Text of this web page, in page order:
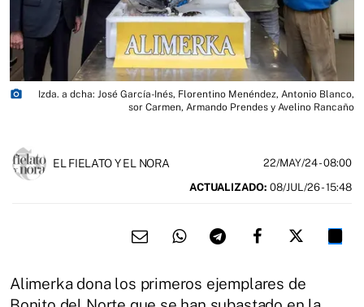
photo_camera
Izda. a dcha: José García-Inés, Florentino Menéndez, Antonio Blanco,
sor Carmen, Armando Prendes y Avelino Rancaño
EL FIELATO Y EL NORA 22/MAY/24- 08:00
ACTUALIZADO: 08/JUL/26 - 15:48
Alimerka dona los primeros ejemplares de